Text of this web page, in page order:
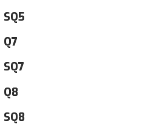
SQ5
Q7
SQ7
Q8
SQ8